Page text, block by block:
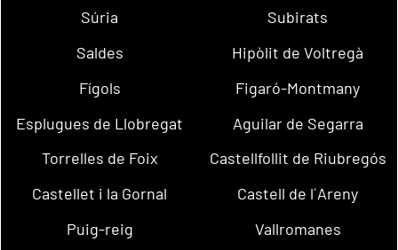
Súria
Subirats
Saldes
Hipòlit de Voltregà
Fígols
Figaró-Montmany
Esplugues de Llobregat
Aguilar de Segarra
Torrelles de Foix
Castellfollit de Riubregós
Castellet i la Gornal
Castell de l´Areny
Puig-reig
Vallromanes